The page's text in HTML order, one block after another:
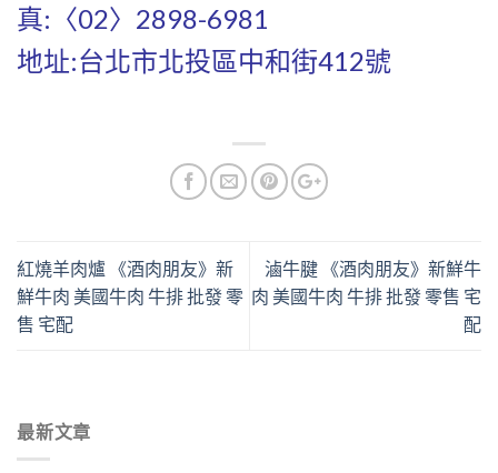
最新文章
真:〈02〉2898-6981
地址:台北市北投區中和街412號
紅燒羊肉爐 《酒肉朋友》新
鮮牛肉 美國牛肉 牛排 批發 零
售 宅配
滷牛腱 《酒肉朋友》新鮮牛
肉 美國牛肉 牛排 批發 零售 宅
配